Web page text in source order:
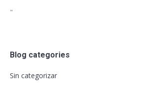
"
Blog categories
Sin categorizar